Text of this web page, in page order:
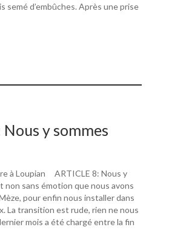
semé d’embûches. Après une prise
Nous y sommes
à Loupian ARTICLE 8: Nous y
non sans émotion que nous avons
pour enfin nous installer dans
La transition est rude, rien ne nous
mois a été chargé entre la fin